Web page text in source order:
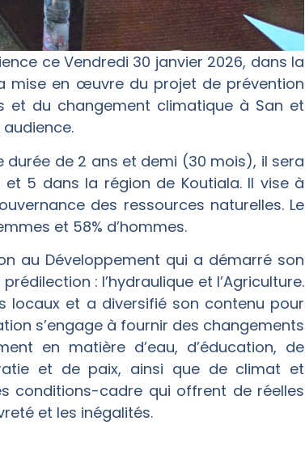
ce Vendredi 30 janvier 2026, dans la
mise en œuvre du projet de prévention
et du changement climatique à San et
durée de 2 ans et demi (30 mois), il sera
5 dans la région de Koutiala. Il vise à
des ressources naturelles. Le
et 58% d’hommes.
au Développement qui a démarré son
: l’hydraulique et l’Agriculture.
locaux et a diversifié son contenu pour
s’engage à fournir des changements
en matière d’eau, d’éducation, de
et de paix, ainsi que de climat et
conditions-cadre qui offrent de réelles
et les inégalités.